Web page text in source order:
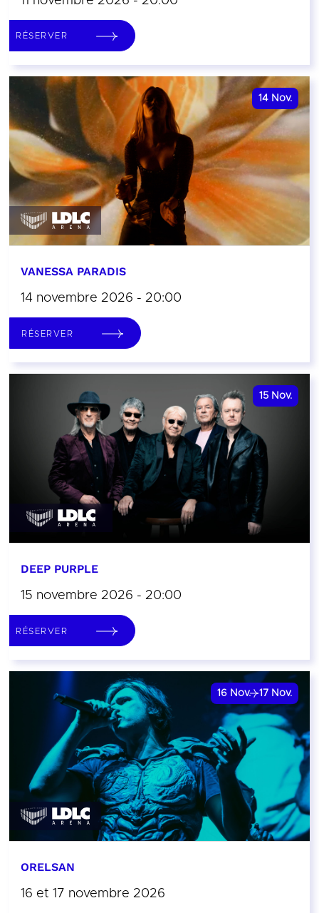
RÉSERVER
14 Nov.
VANESSA PARADIS
14 novembre 2026 - 20:00
RÉSERVER
15 Nov.
DEEP PURPLE
15 novembre 2026 - 20:00
RÉSERVER
16 Nov. 17 Nov.
ORELSAN
16 et 17 novembre 2026